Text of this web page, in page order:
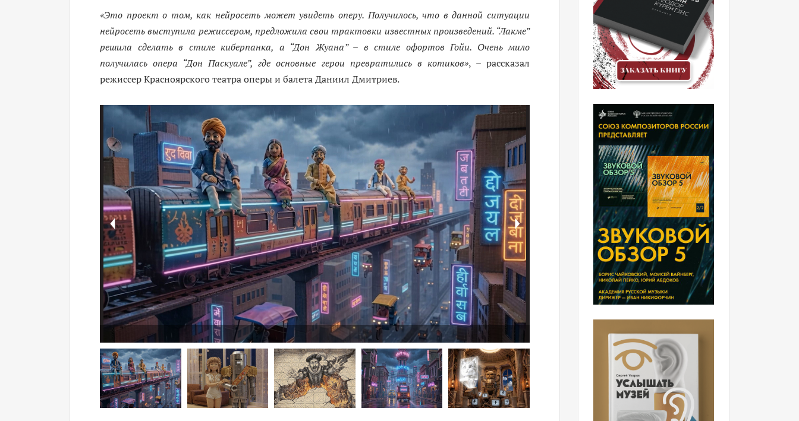
«Это проект о том, как нейросеть может увидеть оперу. Получилось, что в данной ситуации
нейросеть выступила режиссером, предложила свои трактовки известных произведений. “Лакме”
решила сделать в стиле киберпанка, а “Дон Жуана” – в стиле офортов Гойи. Очень мило
получилась опера “Дон Паскуале”, где основные герои превратились в котиков», – рассказал
режиссер Красноярского театра оперы и балета Даниил Дмитриев.